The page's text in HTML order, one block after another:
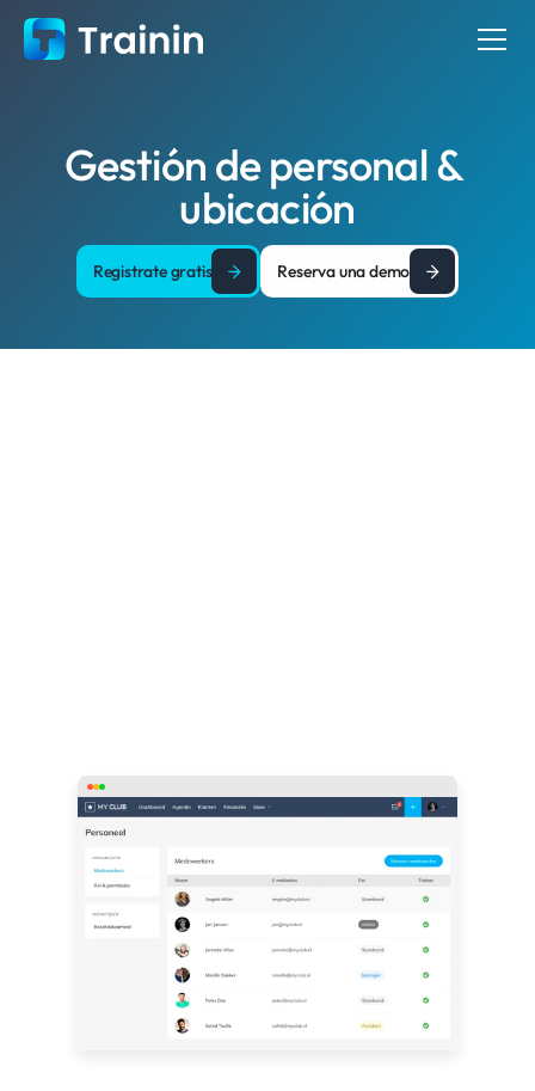
Gestión de personal &
ubicación
Registrate gratis Reserva una demo